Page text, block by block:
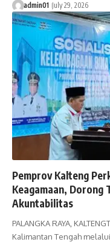
admin01 July 29, 2026
Pemprov Kalteng
Keagamaan,
Akuntabilitas
PALANGKA RAYA,
Kalimantan Tengah